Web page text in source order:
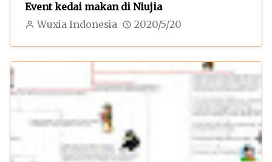
Event kedai makan di Niujia
Wuxia Indonesia 2020/5/20